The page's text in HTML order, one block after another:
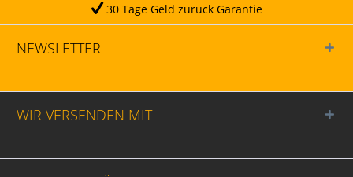
30 Tage Geld zurück Garantie
NEWSLETTER
WIR VERSENDEN MIT